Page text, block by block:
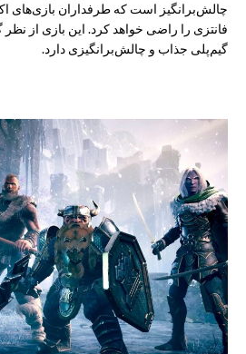
چالش‌برانگیز است که طرفداران بازی‌های
فانتزی را راضی خواهد کرد. این بازی از
گیم‌پلی جذاب و چالش‌برانگیزی دارد.